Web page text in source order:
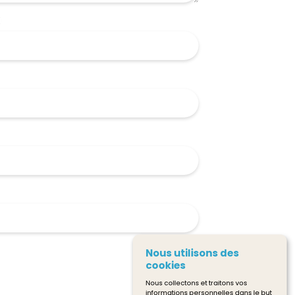
Nous utilisons des
cookies
Nous collectons et traitons vos
informations personnelles dans le but